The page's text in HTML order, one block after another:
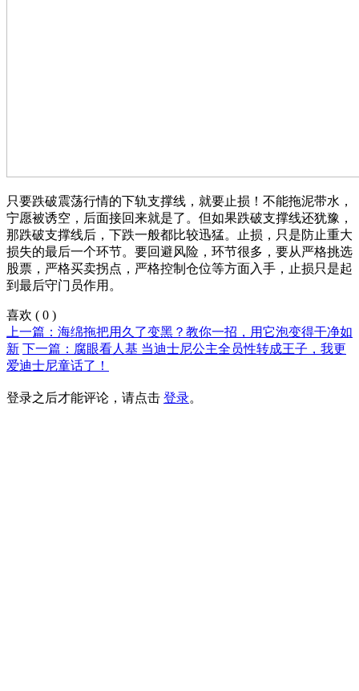
只要跌破震荡行情的下轨支撑线，就要止损！不能拖泥带水，
宁愿被诱空，后面接回来就是了。但如果跌破支撑线还犹豫，
那跌破支撑线后，下跌一般都比较迅猛。止损，只是防止重大
损失的最后一个环节。要回避风险，环节很多，要从严格挑选
股票，严格买卖拐点，严格控制仓位等方面入手，止损只是起
到最后守门员作用。
喜欢 ( 0 )
上一篇：海绵拖把用久了变黑？教你一招，用它泡变得干净如
新 下一篇：腐眼看人基 当迪士尼公主全员性转成王子，我更
爱迪士尼童话了！
登录之后才能评论，请点击 登录。